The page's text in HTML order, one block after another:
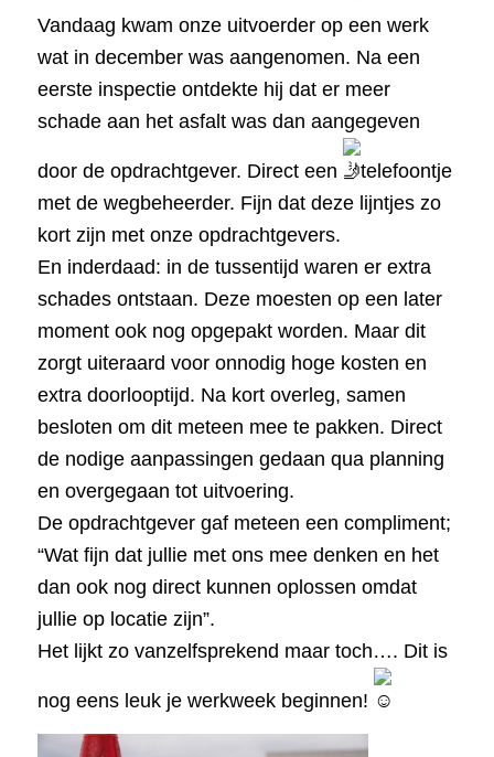
Vandaag kwam onze uitvoerder op een werk
wat in december was aangenomen. Na een
eerste inspectie ontdekte hij dat er meer
schade aan het asfalt was dan aangegeven
door de opdrachtgever. Direct een
telefoontje
met de wegbeheerder. Fijn dat deze lijntjes zo
kort zijn met onze opdrachtgevers.
En inderdaad: in de tussentijd waren er extra
schades ontstaan. Deze moesten op een later
moment ook nog opgepakt worden. Maar dit
zorgt uiteraard voor onnodig hoge kosten en
extra doorlooptijd. Na kort overleg, samen
besloten om dit meteen mee te pakken. Direct
de nodige aanpassingen gedaan qua planning
en overgegaan tot uitvoering.
De opdrachtgever gaf meteen een compliment;
“Wat fijn dat jullie met ons mee denken en het
dan ook nog direct kunnen oplossen omdat
jullie op locatie zijn”.
Het lijkt zo vanzelfsprekend maar toch…. Dit is
nog eens leuk je werkweek beginnen!